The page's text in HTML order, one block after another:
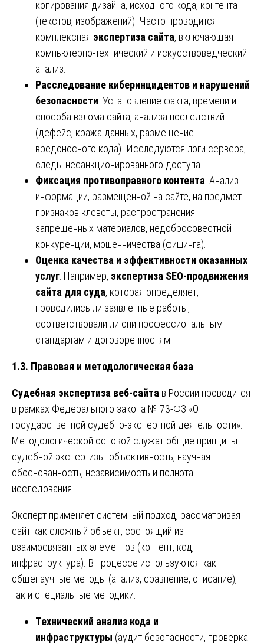
копирования дизайна, исходного кода, контента
(текстов, изображений). Часто проводится
комплексная экспертиза сайта, включающая
компьютерно-технический и искусствоведческий
анализ.
Расследование киберинцидентов и нарушений
безопасности: Установление факта, времени и
способа взлома сайта, анализа последствий
(дефейс, кража данных, размещение
вредоносного кода). Исследуются логи сервера,
следы несанкционированного доступа.
Фиксация противоправного контента: Анализ
информации, размещенной на сайте, на предмет
признаков клеветы, распространения
запрещенных материалов, недобросовестной
конкуренции, мошенничества (фишинга).
Оценка качества и эффективности оказанных
услуг: Например, экспертиза SEO-продвижения
сайта для суда, которая определяет,
проводились ли заявленные работы,
соответствовали ли они профессиональным
стандартам и договоренностям.
1.3. Правовая и методологическая база
Судебная экспертиза веб-сайта в России проводится
в рамках Федерального закона № 73-ФЗ «О
государственной судебно-экспертной деятельности».
Методологической основой служат общие принципы
судебной экспертизы: объективность, научная
обоснованность, независимость и полнота
исследования.
Эксперт применяет системный подход, рассматривая
сайт как сложный объект, состоящий из
взаимосвязанных элементов (контент, код,
инфраструктура). В процессе используются как
общенаучные методы (анализ, сравнение, описание),
так и специальные методики:
Технический анализ кода и
инфраструктуры (аудит безопасности, проверка